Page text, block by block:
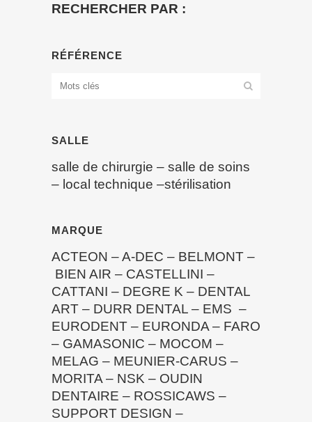
RECHERCHER PAR :
RÉFÉRENCE
SALLE
salle de chirurgie – salle de soins
– local technique –stérilisation
MARQUE
ACTEON –A-DEC – BELMONT –
BIEN AIR – CASTELLINI –
CATTANI – DEGRE K – DENTAL
ART – DURR DENTAL – EMS –
EURODENT – EURONDA – FARO
– GAMASONIC – MOCOM –
MELAG – MEUNIER-CARUS –
MORITA – NSK – OUDIN
DENTAIRE – ROSSICAWS –
SUPPORT DESIGN –